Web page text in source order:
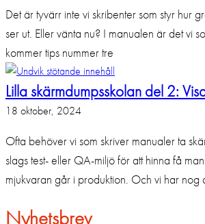
Det är tyvärr inte vi skribenter som styr hur
ser ut. Eller vänta nu? I manualen är det vi
kommer tips nummer tre
Lilla skärmdumpsskolan del 2:
18 oktober, 2024
Ofta behöver vi som skriver manualer ta
slags test- eller QA-miljö för att hinna få
mjukvaran går i produktion. Och vi har nog
Nyhetsbrev